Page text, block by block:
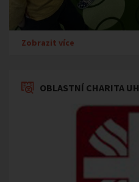
Zobrazit více
OBLASTNÍ CHARITA UH